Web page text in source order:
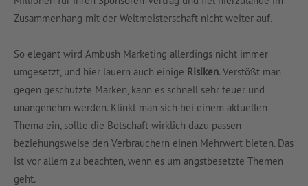
Zusammenhang mit der Weltmeisterschaft nicht weiter auf.
So elegant wird Ambush Marketing allerdings nicht immer
umgesetzt, und hier lauern auch einige Risiken. Verstößt man
gegen geschützte Marken, kann es schnell sehr teuer und
unangenehm werden. Klinkt man sich bei einem aktuellen
Thema ein, sollte die Botschaft wirklich dazu passen
beziehungsweise den Verbrauchern einen Mehrwert bieten. Das
ist vor allem zu beachten, wenn es um angstbesetzte Themen
geht.